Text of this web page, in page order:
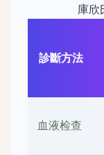
庫欣
診斷方法
血液检查